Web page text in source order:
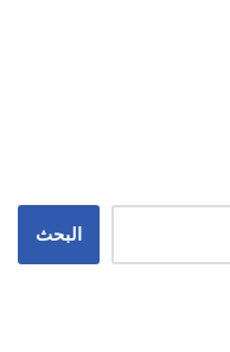
البحث